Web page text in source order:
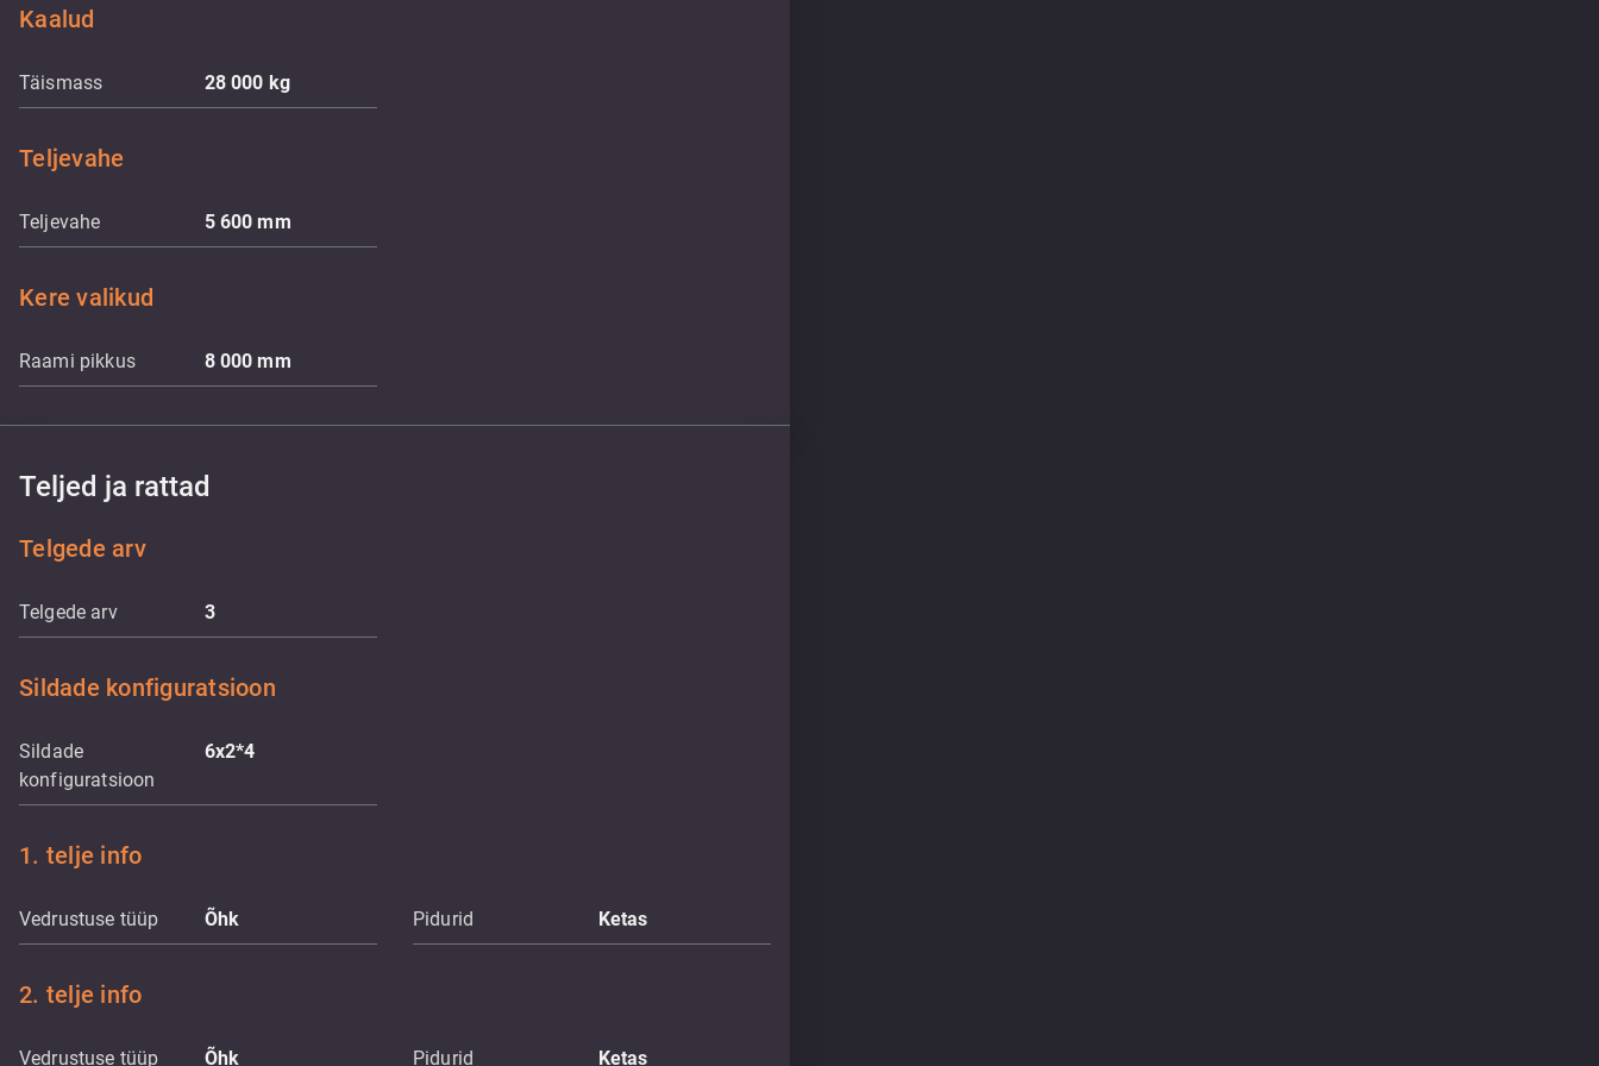
Kaalud
Täismass 28 000 kg
Teljevahe
Teljevahe 5 600mm
Kere valikud
Raami pikkus 8 000mm
Teljed ja rattad
Telgede arv
Telgede arv 3
Sildade konfiguratsioon
Sildade
konfiguratsioon
6x2*4
1. telje info
Vedrustuse tüüp Õhk Pidurid Ketas
2. telje info
Vedrustuse tüüp Õhk Pidurid Ketas